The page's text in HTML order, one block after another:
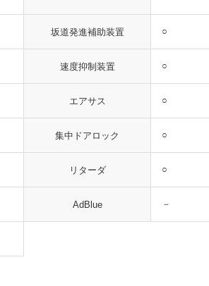
坂道発進補助装置 ○
速度抑制装置 ○
エアサス ○
集中ドアロック ○
リターダ ○
AdBlue －